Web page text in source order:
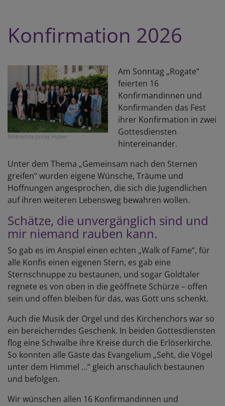
Konfirmation 2026
Bildrechte Jonas Huber
Am Sonntag „Rogate“
feierten 16
Konfirmandinnen und
Konfirmanden das Fest
ihrer Konfirmation in zwei
Gottesdiensten
hintereinander.
Unter dem Thema „Gemeinsam nach den Sternen
greifen“ wurden eigene Wünsche, Träume und
Hoffnungen angesprochen, die sich die Jugendlichen
auf ihren weiteren Lebensweg bewahren wollen.
Schätze, die unvergänglich sind und
mir niemand rauben kann.
So gab es im Anspiel einen echten „Walk of Fame“, für
alle Konfis einen eigenen Stern, es gab eine
Sternschnuppe zu bestaunen, und sogar Goldtaler
regnete es von oben in die geöffnete Schürze – offen
sein und offen bleiben für das, was Gott uns schenkt.
Auch die Musik der Orgel und des Kirchenchors war so
ein bereicherndes Geschenk. In beiden Gottesdiensten
flog eine Schwalbe ihre Kreise durch die Erlöserkirche.
So konnten alle Gäste das Evangelium „Seht, die Vögel
unter dem Himmel …“ gleich anschaulich bestaunen
und befolgen.
Wir wünschen allen 16 Konfirmandinnen und